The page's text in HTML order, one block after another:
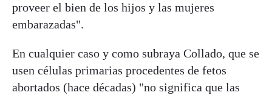
proveer el bien de los hijos y las mujeres
embarazadas".
En cualquier caso y como subraya Collado, que se
usen células primarias procedentes de fetos
abortados (hace décadas) "no significa que las